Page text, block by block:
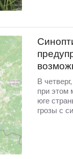
В
при этом
юге
грозы с